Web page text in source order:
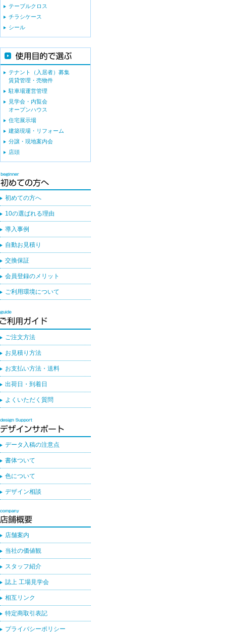
テーブルクロス
チラシケース
シール
テナント（入居者）募集
賃貸管理・売物件
駐車場運営管理
見学会・内覧会
オープンハウス
住宅展示場
建築現場・リフォーム
分譲・現地案内会
店頭
初めての方へ
10の選ばれる理由
導入事例
自動お見積り
交換保証
会員登録のメリット
ご利用環境について
ご注文方法
お見積り方法
お支払い方法・送料
出荷日・到着日
よくいただく質問
データ入稿の注意点
書体ついて
色について
デザイン相談
店舗案内
当社の価値観
スタッフ紹介
誌上 工場見学会
相互リンク
特定商取引表記
プライバシーポリシー